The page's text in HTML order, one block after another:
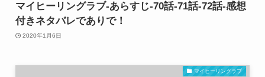
マイヒーリングラブ-あらすじ-70話-71話-72話-感想
付きネタバレでありで！
2020年1月6日
マイヒーリングラブ